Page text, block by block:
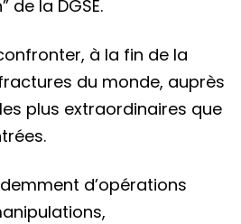
de la DGSE.
à la fin de la
du monde, auprès
plus extraordinaires que
d’opérations